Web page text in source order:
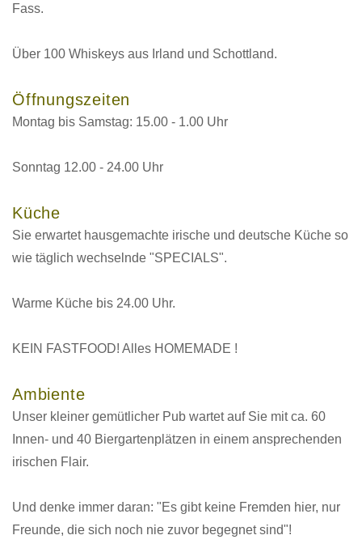
Fass.
Über 100 Whiskeys aus Irland und Schottland.
Öffnungszeiten
Montag bis Samstag: 15.00 - 1.00 Uhr
Sonntag 12.00 - 24.00 Uhr
Küche
Sie erwartet hausgemachte irische und deutsche Küche so
wie täglich wechselnde "SPECIALS".
Warme Küche bis 24.00 Uhr.
KEIN FASTFOOD! Alles HOMEMADE !
Ambiente
Unser kleiner gemütlicher Pub wartet auf Sie mit ca. 60
Innen- und 40 Biergartenplätzen in einem ansprechenden
irischen Flair.
Und denke immer daran: "Es gibt keine Fremden hier, nur
Freunde, die sich noch nie zuvor begegnet sind"!